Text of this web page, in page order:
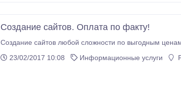
Создание сайтов. Оплата по факту!
Создание сайтов любой сложности по выгодным
23/02/2017 10:08
Информационные услуги